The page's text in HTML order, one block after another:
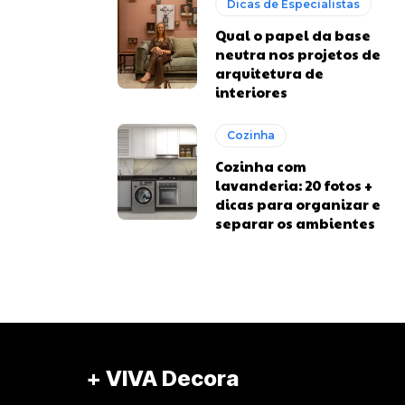
Dicas de Especialistas
Qual o papel da base
neutra nos projetos de
arquitetura de
interiores
Cozinha
Cozinha com
lavanderia: 20 fotos +
dicas para organizar e
separar os ambientes
+ VIVA Decora